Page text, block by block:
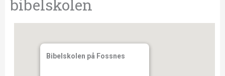
bibelskolen
Bibelskolen på Fossnes